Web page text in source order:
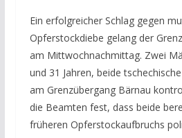
Ein erfolgreicher Schlag gegen
Opferstockdiebe gelang der
am Mittwochnachmittag. Zwei
und 31 Jahren, beide
am Grenzübergang Bärnau
die Beamten fest, dass beide
früheren Opferstockaufbruchs